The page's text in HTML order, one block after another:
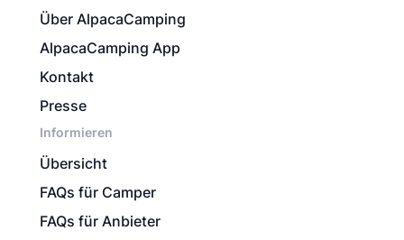
Über AlpacaCamping
AlpacaCamping App
Kontakt
Presse
Informieren
Übersicht
FAQs für Camper
FAQs für Anbieter